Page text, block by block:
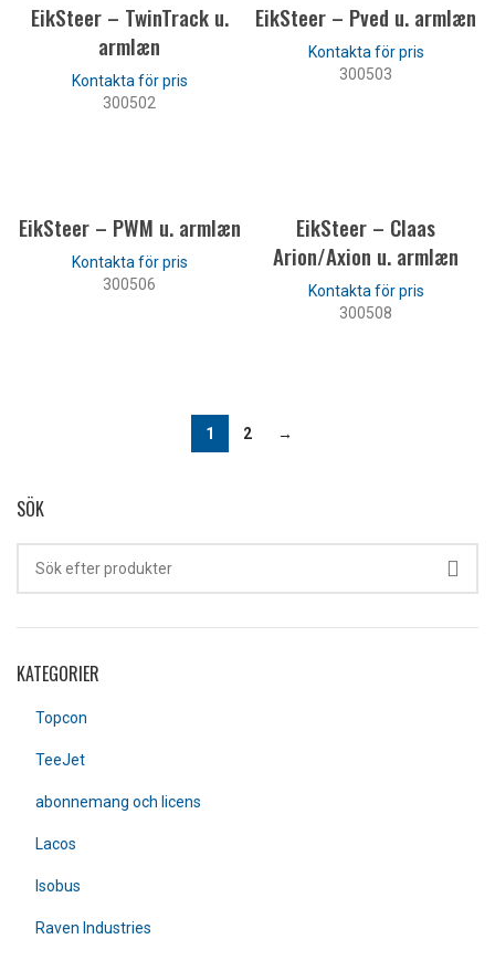
SÖK
KATEGORIER
Topcon
TeeJet
abonnemang och licens
Lacos
Isobus
Raven Industries
EikSteer – TwinTrack u.
armlæn
300502
EikSteer – Pved u. armlæn
300503
EikSteer – PWM u. armlæn
300506
EikSteer – Claas
Arion/Axion u. armlæn
300508
1 2 →